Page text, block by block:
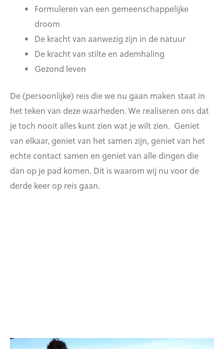
Formuleren van een gemeenschappelijke
droom
De kracht van aanwezig zijn in de natuur
De kracht van stilte en ademhaling
Gezond leven
De (persoonlijke) reis die we nu gaan maken staat in
het teken van deze waarheden. We realiseren ons dat
je toch nooit alles kunt zien wat je wilt zien. Geniet
van elkaar, geniet van het samen zijn, geniet van het
echte contact samen en geniet van alle dingen die
dan op je pad komen. Dit is waarom wij nu voor de
derde keer op reis gaan.